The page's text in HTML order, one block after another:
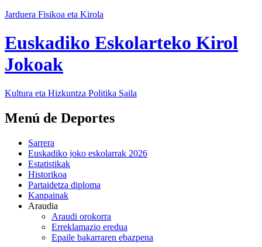
Jarduera Fisikoa eta Kirola
Euskadiko Eskolarteko Kirol
Jokoak
Kultura eta Hizkuntza Politika Saila
Menú de Deportes
Sarrera
Euskadiko joko eskolarrak 2026
Estatistikak
Historikoa
Partaidetza diploma
Kanpainak
Araudia
Araudi orokorra
Erreklamazio eredua
Epaile bakarraren ebazpena